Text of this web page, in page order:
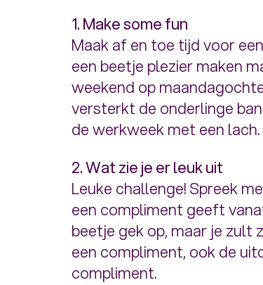
1. Make some fun
Maak af en toe tijd voor
een beetje plezier maken
weekend op
versterkt de onderlinge
de werkweek met een lach.
2. Wat zie je er leuk uit
Leuke challenge! Spreek
een compliment geeft
beetje gek op, maar je zult
een compliment, ook de
compliment.